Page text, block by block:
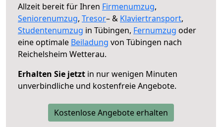
Allzeit bereit für Ihren Firmenumzug,
Seniorenumzug, Tresor– & Klaviertransport,
Studentenumzug in Tübingen, Fernumzug oder
eine optimale Beiladung von Tübingen nach
Reichelsheim Wetterau.
Erhalten Sie jetzt in nur wenigen Minuten
unverbindliche und kostenfreie Angebote.
Kostenlose Angebote erhalten